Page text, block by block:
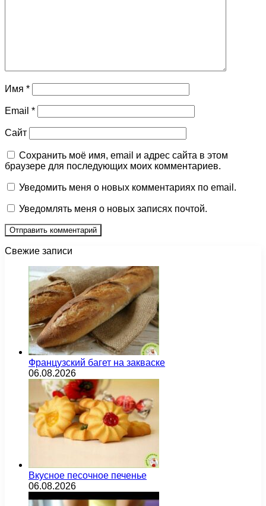
Имя *
Email *
Сайт
Сохранить моё имя, email и адрес сайта в этом
браузере для последующих моих комментариев.
Уведомить меня о новых комментариях по email.
Уведомлять меня о новых записях почтой.
Свежие записи
Французский багет на закваске
06.08.2026
Вкусное песочное печенье
06.08.2026